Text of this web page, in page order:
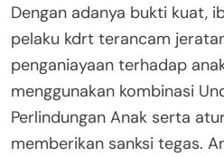
Dengan adanya bukti kuat,
pelaku kdrt terancam
penganiayaan terhadap
menggunakan kombinasi
Perlindungan Anak serta
memberikan sanksi tegas.